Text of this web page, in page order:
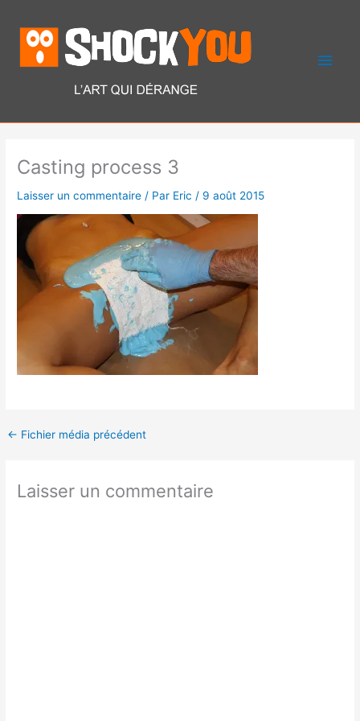
contenu
Casting process 3
Laisser un commentaire / Par Eric / 9 août 2015
← Fichier média précédent
Laisser un commentaire